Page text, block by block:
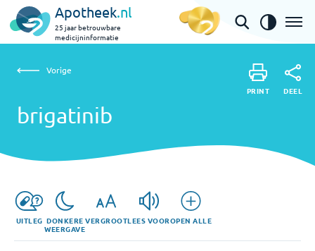
Apotheek.nl
25 jaar betrouwbare
medicijninformatie
brigatinib
Vorige
brigatinib
PRINT DEEL
UITLEG DONKERE
WEERGAVE
VERGROOTLEES VOOROPEN ALLE